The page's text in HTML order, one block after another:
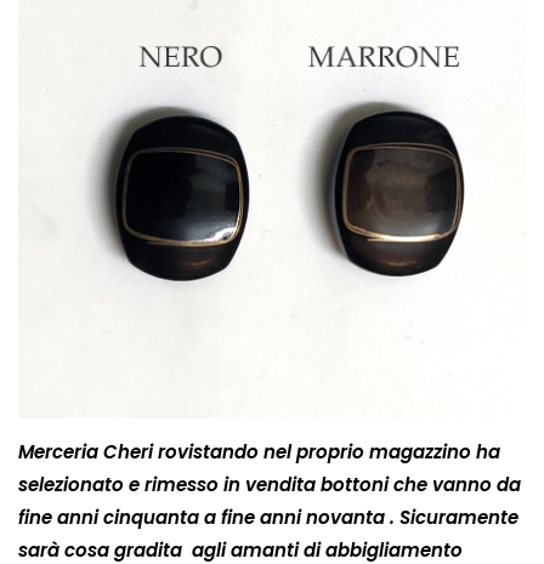
Merceria Cheri rovistando nel proprio magazzino ha
selezionato e rimesso in vendita bottoni che vanno da
fine anni cinquanta a fine anni novanta . Sicuramente
sarà cosa gradita agli amanti di abbigliamento